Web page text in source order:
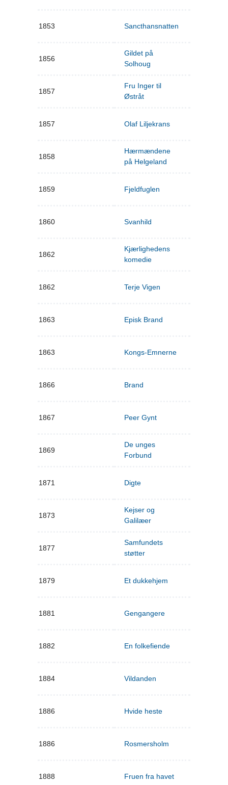
1853 Sancthansnatten
1856
Gildet på
Solhoug
1857
Fru Inger til
Østråt
1857 Olaf Liljekrans
1858
Hærmændene
på Helgeland
1859 Fjeldfuglen
1860 Svanhild
1862
Kjærlighedens
komedie
1862 Terje Vigen
1863 Episk Brand
1863 Kongs-Emnerne
1866 Brand
1867 Peer Gynt
1869
De unges
Forbund
1871 Digte
1873
Kejser og
Galilæer
1877
Samfundets
støtter
1879 Et dukkehjem
1881 Gengangere
1882 En folkefiende
1884 Vildanden
1886 Hvide heste
1886 Rosmersholm
1888 Fruen fra havet